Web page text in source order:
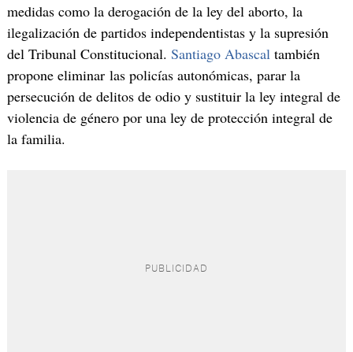
medidas como la derogación de la ley del aborto, la
ilegalización de partidos independentistas y la supresión
del Tribunal Constitucional. Santiago Abascaltambién
propone eliminar las policías autonómicas, parar la
persecución de delitos de odio y sustituir la ley integral de
violencia de género por una ley de protección integral de
la familia.